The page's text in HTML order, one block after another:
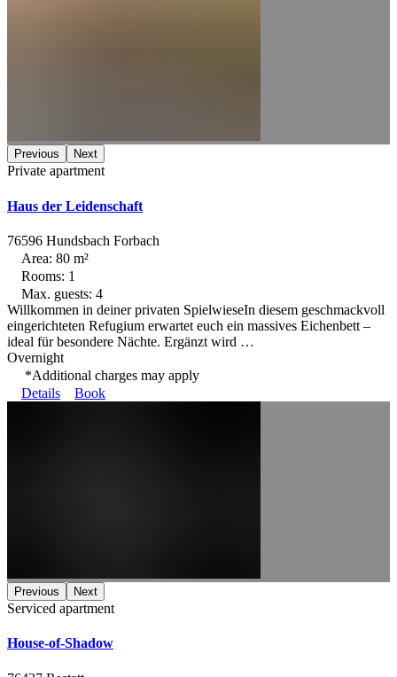
Previous Next
Private apartment
Haus der Leidenschaft
76596 Hundsbach Forbach
Area: 80 m²
Rooms: 1
Max. guests: 4
Willkommen in deiner privaten Spielwiese ​ In diesem geschmackvoll
eingerichteten Refugium erwartet euch ein massives Eichenbett –
ideal für besondere Nächte. Ergänzt wird …
Overnight
*Additional charges may apply
Details
Book
Previous Next
Serviced apartment
House-of-Shadow